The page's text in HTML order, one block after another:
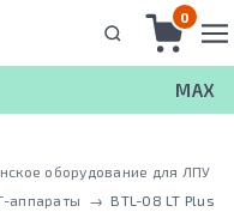
0
MAX
оборудование для ЛПУ
аппараты → BTL-08 LT Plus